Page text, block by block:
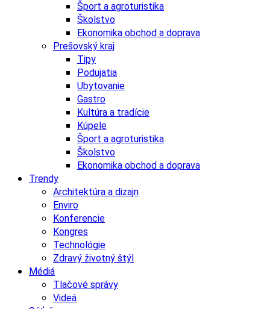
Šport a agroturistika
Školstvo
Ekonomika obchod a doprava
Prešovský kraj
Tipy
Podujatia
Ubytovanie
Gastro
Kultúra a tradície
Kúpele
Šport a agroturistika
Školstvo
Ekonomika obchod a doprava
Trendy
Architektúra a dizajn
Enviro
Konferencie
Kongres
Technológie
Zdravý životný štýl
Médiá
Tlačové správy
Videá